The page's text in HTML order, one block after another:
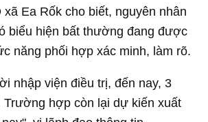
xã Ea Rốk cho biết, nguyên nhân
biểu hiện bất thường đang được
năng phối hợp xác minh, làm rõ.
nhập viện điều trị, đến nay, 3
hợp còn lại dự kiến xuất